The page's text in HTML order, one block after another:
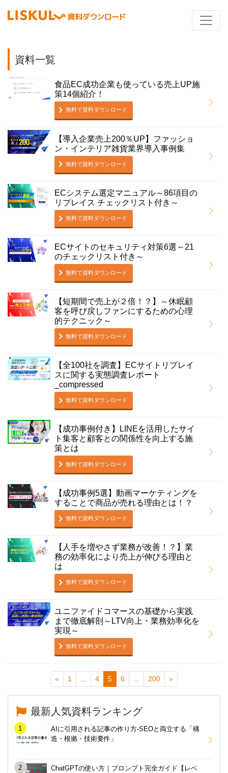
資料一覧
食品EC成功企業も使っている売上UP施
策14個紹介！
無料で資料ダウンロード
【導入企業売上200％UP】ファッショ
ン・インテリア雑貨業界導入事例集
無料で資料ダウンロード
ECシステム選定マニュアル～86項目の
リプレイス チェックリスト付き～
無料で資料ダウンロード
ECサイトのセキュリティ対策6選～21
のチェックリスト付き～
無料で資料ダウンロード
【短期間で売上が２倍！？】～休眠顧
客を呼び戻しファンにするための心理
的テクニック～
無料で資料ダウンロード
【全100社を調査】ECサイトリプレイ
スに関する実態調査レポート
_compressed
無料で資料ダウンロード
【成功事例付き】LINEを活用したサイ
ト集客と顧客との関係性を向上する施
策とは
無料で資料ダウンロード
【成功事例5選】動画マーケティングを
することで商品が売れる理由とは！？
無料で資料ダウンロード
【人手を増やさず業務が改善！？】業
務の効率化により売上が伸びる理由と
は
無料で資料ダウンロード
ユニファイドコマースの基礎から実践
まで徹底解剖～LTV向上・業務効率化を
実現～
無料で資料ダウンロード
« 1 4 5 6 200 »
最新人気資料ランキング
AIに引用される記事の作り方-SEOと両立する「構
造・根拠・技術要件」
ChatGPTの使い方｜プロンプト完全ガイド【レベ